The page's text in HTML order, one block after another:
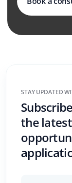
STAY UPDATED
the